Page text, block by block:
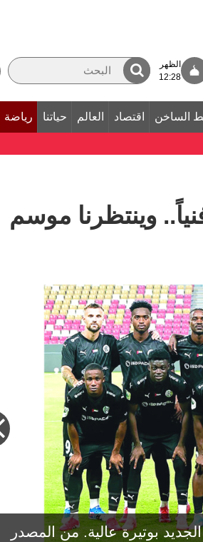
الظهر
12:28
الساخن اقتصاد العالم حياتنا رياضة
وينتظرنا موسم
بوتيرة عالية. من المصدر
في دوري الدرجة الأولى،